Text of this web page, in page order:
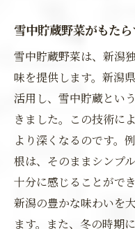
雪中貯蔵野菜がもた
雪中貯蔵野菜は、新潟
味を提供します。新潟
活用し、雪中貯蔵とい
きました。この技術に
より深くなるのです。
根は、そのままシンプ
十分に感じることがで
新潟の豊かな味わいを
ます。また、冬の時期